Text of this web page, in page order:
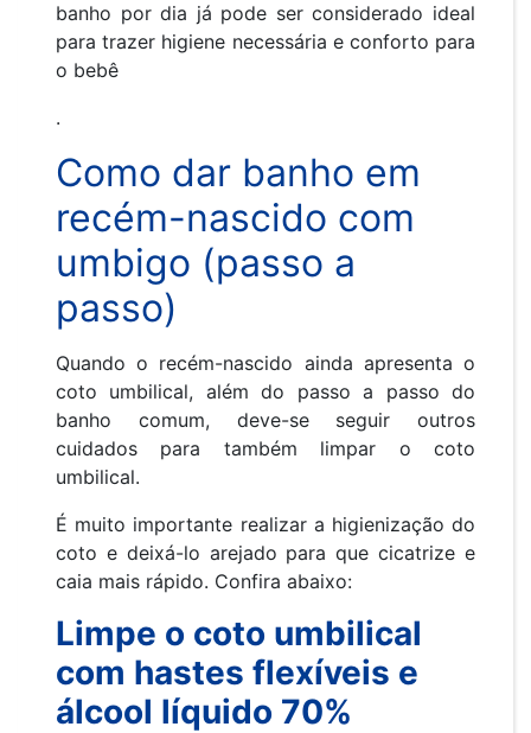
banho por dia já pode ser considerado ideal
para trazer higiene necessária e conforto para
o bebê
.
Como dar banho em
recém-nascido com
umbigo (passo a
passo)
Quando o recém-nascido ainda apresenta o
coto umbilical, além do passo a passo do
banho comum, deve-se seguir outros
cuidados para também limpar o coto
umbilical.
É muito importante realizar a higienização do
coto e deixá-lo arejado para que cicatrize e
caia mais rápido. Confira abaixo:
Limpe o coto umbilical
com hastes flexíveis e
álcool líquido 70%